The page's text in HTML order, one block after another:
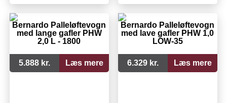
Bernardo Palleløftevogn
med lange gafler PHW
2,0 L - 1800
5.888 kr. Læs mere
Bernardo Palleløftevogn
med lave gafler PHW 1,0
LOW-35
6.329 kr. Læs mere